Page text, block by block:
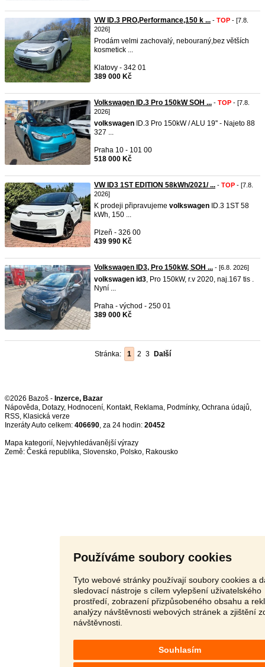
Používáme soubory cookies
Tyto webové stránky používají soubory cookies a
sledovací nástroje s cílem vylepšení uživatelského
prostředí, zobrazení přizpůsobeného obsahu a
analýzy návštěvnosti webových stránek a zjištění
návštěvnosti.
Souhlasím
VW ID.3 PRO,Performance,150 k ... - TOP - [7.8.
2026]
Prodám velmi zachovalý, nebouraný,bez větších
kosmetick ...
Klatovy - 342 01
389 000 Kč
Volkswagen ID.3 Pro 150kW SOH ... - TOP - [7.8.
2026]
volkswagen ID.3 Pro 150kW / ALU 19'' - Najeto 88
327 ...
Praha 10 - 101 00
518 000 Kč
VW ID3 1ST EDITION 58kWh/2021/ ... - TOP - [7.8.
2026]
K prodeji připravujeme volkswagen ID.3 1ST 58
kWh, 150 ...
Plzeň - 326 00
439 990 Kč
Volkswagen ID3, Pro 150kW, SOH ... - [6.8. 2026]
volkswagen id3, Pro 150kW, r.v 2020, naj.167 tis .
Nyní ...
Praha - východ - 250 01
389 000 Kč
Stránka: 1 2 3 Další
©2026 Bazoš - Inzerce, Bazar
Nápověda, Dotazy, Hodnocení, Kontakt, Reklama, Podmínky, Ochrana údajů,
RSS,
Inzeráty Auto celkem: 406690, za 24 hodin: 20452
Mapa kategorií, Nejvyhledávanější výrazy
Země: Česká republika, Slovensko, Polsko, Rakousko